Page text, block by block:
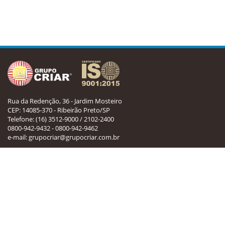
Rua da Redenção, 36 - Jardim Mosteiro
CEP: 14085-370 - Ribeirão Preto/SP
Telefone:(16) 3512-9000/2102-2400
0800-942-9432-0800-942-9462
e-mail:grupocriar@grupocriar.com.br